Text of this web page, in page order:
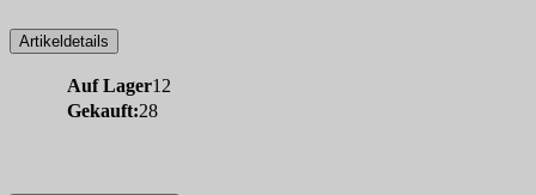
Artikeldetails
Auf Lager12
Gekauft:28